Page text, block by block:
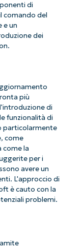
di
comando del
e un
dei
più
di
funzionalità di
particolarmente
come
come la
per i
avere un
L'approccio di
è cauto con la
problemi.